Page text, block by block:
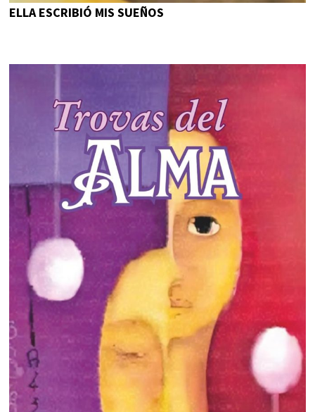
ELLA ESCRIBIÓ MIS SUEÑOS